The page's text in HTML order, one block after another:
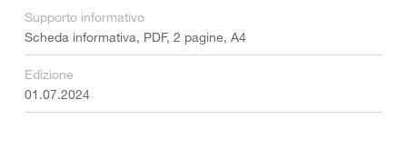
Supporto informativo
Scheda informativa, PDF, 2 pagine, A4
Edizione
01.07.2024